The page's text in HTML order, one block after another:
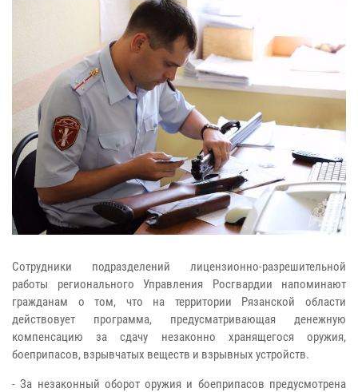
Сотрудники подразделений лицензионно-разрешительной
работы регионального Управления Росгвардии напоминают
гражданам о том, что на территории Рязанской области
действовует программа, предусматривающая денежную
компенсацию за сдачу незаконно хранящегося оружия,
боеприпасов, взрывчатых веществ и взрывных устройств.
- За незаконный оборот оружия и боеприпасов предусмотрена